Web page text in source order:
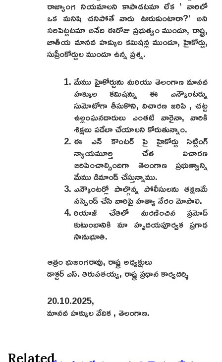
రాజ్యాంగ నియమాలని కాపాడటమా లేక ‘ వారిలో
ఒక మనిషి చనిపోతే వారు ఊరుకుంటారా?‘ అని
సరిపెట్టటమా అనేది ఈరోజు ప్రభుత్వం ముందూ, రాష్ట్ర,
జాతీయ మానవ హక్కుల కమిషన్ల ముందూ, హైకోర్టు,
సుప్రీంకోర్టుల ముందూ ఉన్న ప్రశ్న.
మేము హైకోర్టును మరియు తెలంగాణ మానవ
హక్కుల కమిషన్ను ఈ ఎన్కౌంటర్ను
సుమోటోగా తీసుకొని, విచారణ జరిపి , చట్ట
ఉల్లంఘనదారులు ఎంతటి వారైనా, వారికి
శిక్షలు పడేలా చేయాలని కోరుతున్నాం.
ఈ ఎన్ కౌంటర్ పై హైకోర్టు సిట్టింగ్
న్యాయమూర్తి చేత విచారణ
జరిపించాల్సిందిగా తెలంగాణ ప్రభుత్వాన్ని
మేము డిమాండ్ చేస్తున్నాము.
ఎన్కౌంటర్లో పాల్గొన్న పోలీసులను తక్షణమే
సస్పెండ్ చేసి వారిపై హత్యా నేరం మోపాలి.
రియాజ్ చేతిలో మరణించిన ప్రమోద్
కుటుంబానికి మా హృదయపూర్వక ప్రగాఢ
సానుభూతి.
ఆత్రం భుజంగరావు, రాష్ట్ర అధ్యక్షులు
డాక్టర్ ఎస్. తిరుపతయ్య, రాష్ట్ర ప్రధాన కార్యదర్శి
20.10.2025,
మానవ హక్కుల వేదిక , తెలంగాణ.
Related